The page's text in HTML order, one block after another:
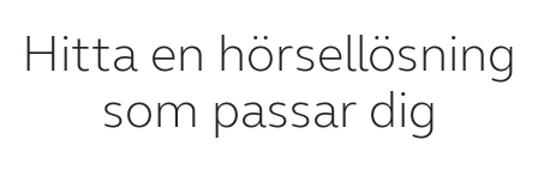
Hitta en hörsellösning
som passar dig